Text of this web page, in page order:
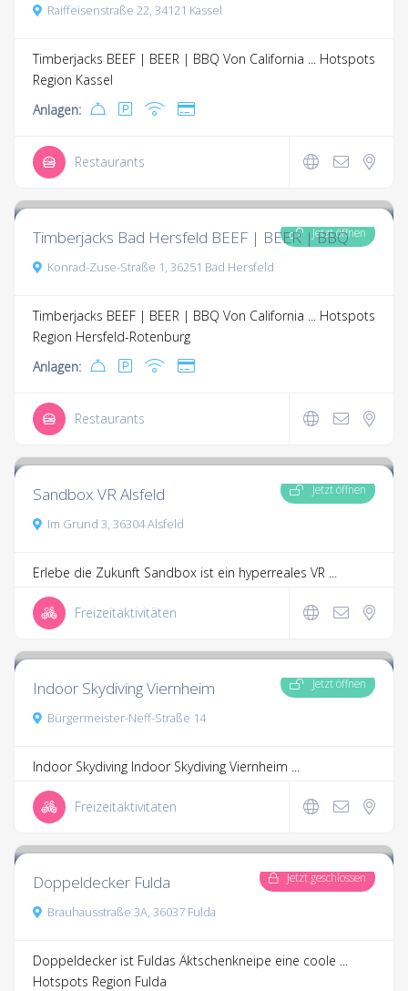
Raiffeisenstraße 22, 34121 Kassel
Timberjacks BEEF | BEER | BBQ Von California ... Hotspots
Region Kassel
Anlagen:
Restaurants
Jetzt öffnen
4.2
Timberjacks Bad Hersfeld BEEF | BEER | BBQ
Konrad-Zuse-Straße 1, 36251 Bad Hersfeld
Timberjacks BEEF | BEER | BBQ Von California ... Hotspots
Region Hersfeld-Rotenburg
Anlagen:
Restaurants
Jetzt öffnen
6.0
Sandbox VR Alsfeld
Im Grund 3, 36304 Alsfeld
Erlebe die Zukunft Sandbox ist ein hyperreales VR ...
Freizeitaktivitäten
Jetzt öffnen
2,129.0
Indoor Skydiving Viernheim
Bürgermeister-Neff-Straße 14
Indoor Skydiving Indoor Skydiving Viernheim ...
Freizeitaktivitäten
Jetzt geschlossen
3.3
Doppeldecker Fulda
Brauhausstraße 3A, 36037 Fulda
Doppeldecker ist Fuldas Äktschenkneipe eine coole ...
Hotspots Region Fulda